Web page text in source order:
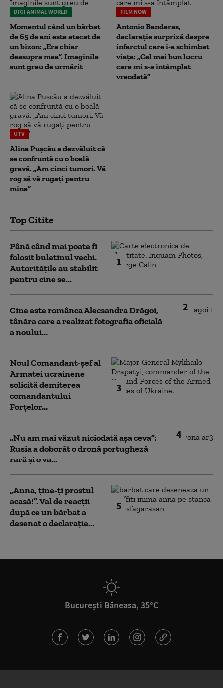
DIGI ANIMAL WORLD
Momentul când un bărbat
de 65 de ani este atacat de
un bizon: „Era chiar
deasupra mea”. Imaginile
sunt greu de urmărit
FILM NOW
Antonio Banderas,
declarație surpriză despre
infarctul care i-a schimbat
viața: „Cel mai bun lucru
care mi s-a întâmplat
vreodată”
UTV
Alina Pușcău a dezvăluit că
se confruntă cu o boală
gravă. „Am cinci tumori. Vă
rog să vă rugați pentru
mine”
Top Citite
1
Până când mai poate fi
folosit buletinul vechi.
Autoritățile au stabilit
pentru cine se...
2
Cine este românca Alecsandra Drăgoi,
tânăra care a realizat fotografia oficială
a noului...
3
Noul Comandant-șef al
Armatei ucrainene
solicită demiterea
comandantului
Forțelor...
4
„Nu am mai văzut niciodată așa ceva”:
Rusia a doborât o dronă portugheză
rară și o va...
5
„Anna, ţine-ţi prostul
acasă!”. Val de reacții
după ce un bărbat a
desenat o declarație...
București Băneasa, 35°C